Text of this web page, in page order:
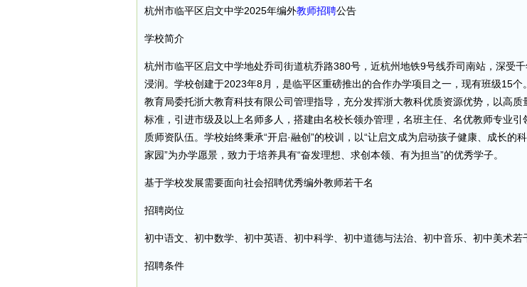
杭州市临平区启文中学2025年编外教师招聘公告
学校简介
杭州市临平区启文中学地处乔司街道杭乔路380号，近杭州地铁9号线乔司南站，深受
浸润。学校创建于2023年8月，是临平区重磅推出的合作办学项目之一，现有班级15个
教育局委托浙大教育科技有限公司管理指导，充分发挥浙大教科优质资源优势，以高质
标准，引进市级及以上名师多人，搭建由名校长领办管理，名班主任、名优教师专业引
质师资队伍。学校始终秉承“开启·融创”的校训，以“让启文成为启动孩子健康、成长的
家园”为办学愿景，致力于培养具有“奋发理想、求创本领、有为担当”的优秀学子。
基于学校发展需要面向社会招聘优秀编外教师若干名
招聘岗位
初中语文、初中数学、初中英语、初中科学、初中道德与法治、初中音乐、初中美术若
招聘条件